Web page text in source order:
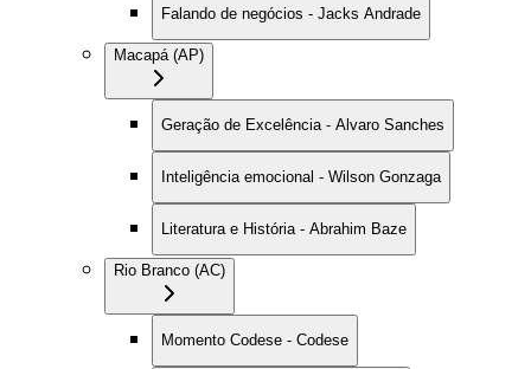
Falando de negócios - Jacks Andrade
Macapá (AP)
Geração de Excelência - Alvaro Sanches
Inteligência emocional - Wilson Gonzaga
Literatura e História - Abrahim Baze
Rio Branco (AC)
Momento Codese - Codese